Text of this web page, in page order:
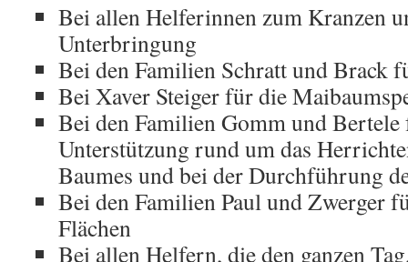
Bei allen Helferinnen zum Kranzen
Unterbringung
Bei den Familien Schratt und Brack
Bei Xaver Steiger für die
Bei den Familien Gomm und
Unterstützung rund um das
Baumes und bei der Durchführung
Bei den Familien Paul und Zwerger
Flächen
Bei allen Helfern, die den ganzen